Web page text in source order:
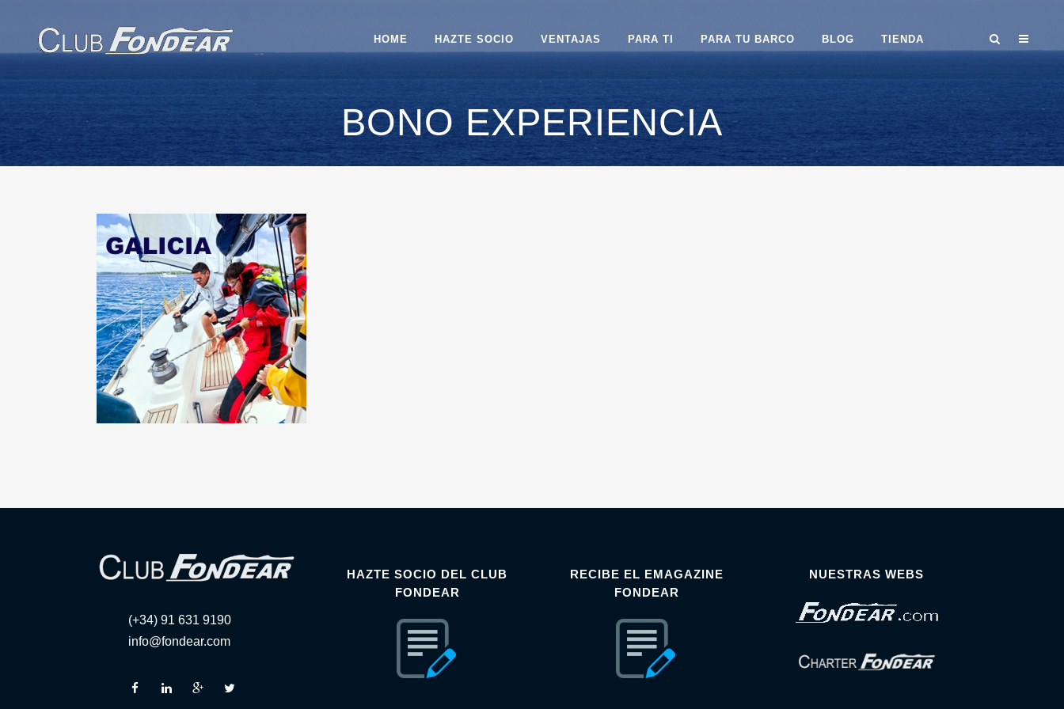
HOME HAZTE SOCIO VENTAJAS PARA TI PARA TU BARCO BLOG TIENDA
BONO EXPERIENCIA
(+34) 91 631 9190
info@fondear.com
HAZTE SOCIO DEL CLUB
FONDEAR
RECIBE EL EMAGAZINE
FONDEAR
NUESTRAS WEBS